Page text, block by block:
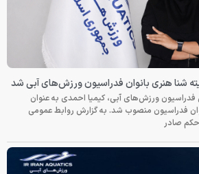
شنا هنری بانوان فدراسیون ورزش‌های آبی شد
ورزش‌های آبی، کیمیا احمدی به عنوان
فدراسیون منصوب شد. به گزارش روابط عمومی
صادر